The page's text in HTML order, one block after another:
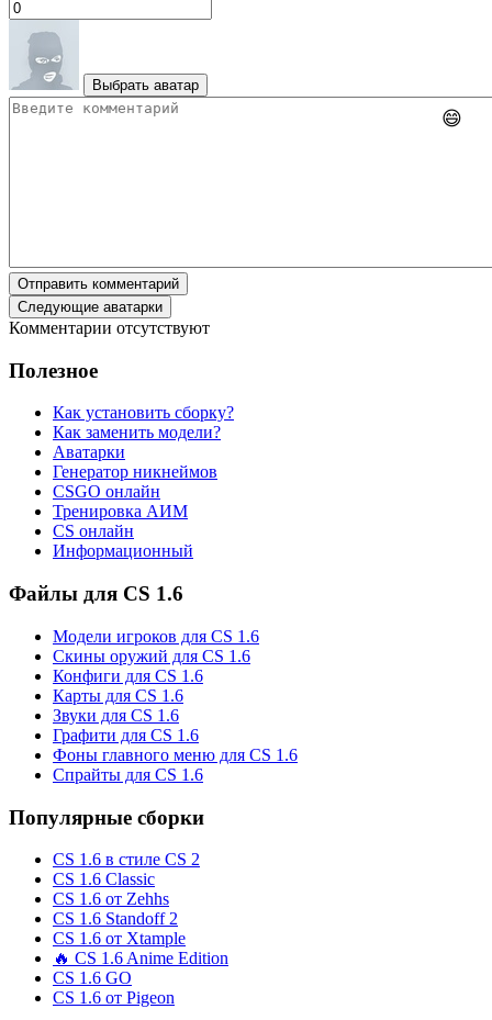
Выбрать аватар
😄
Отправить комментарий
Следующие аватарки
Комментарии отсутствуют
Полезное
Как установить сборку?
Как заменить модели?
Аватарки
Генератор никнеймов
CSGO онлайн
Тренировка АИМ
CS онлайн
Информационный
Файлы для CS 1.6
Модели игроков для CS 1.6
Скины оружий для CS 1.6
Конфиги для CS 1.6
Карты для CS 1.6
Звуки для CS 1.6
Графити для CS 1.6
Фоны главного меню для CS 1.6
Спрайты для CS 1.6
Популярные сборки
CS 1.6 в стиле CS 2
CS 1.6 Classic
CS 1.6 от Zehhs
CS 1.6 Standoff 2
CS 1.6 от Xtample
🔥 CS 1.6 Anime Edition
CS 1.6 GO
CS 1.6 от Pigeon